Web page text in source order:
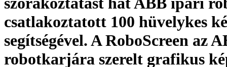
csatlakoztatott 100 hüvelykes
segítségével. A RoboScreen az
robotkarjára szerelt grafikus